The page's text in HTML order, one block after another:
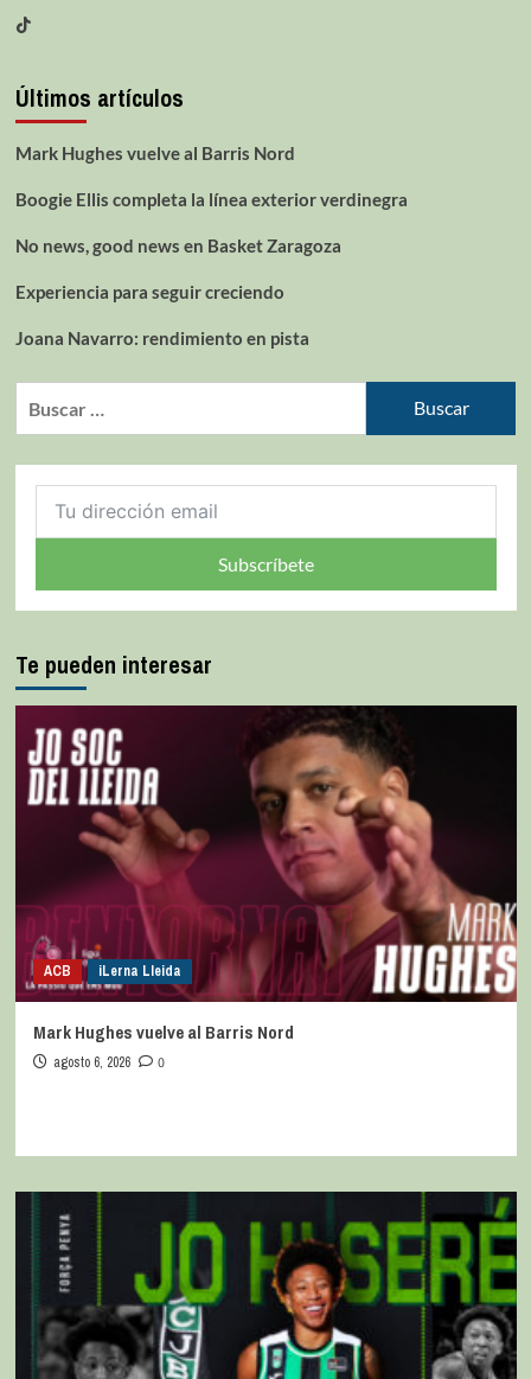
Últimos artículos
Mark Hughes vuelve al Barris Nord
Boogie Ellis completa la línea exterior verdinegra
No news, good news en Basket Zaragoza
Experiencia para seguir creciendo
Joana Navarro: rendimiento en pista
Subscríbete
Te pueden interesar
ACB iLerna Lleida
Mark Hughes vuelve al Barris Nord
agosto 6, 2026 0